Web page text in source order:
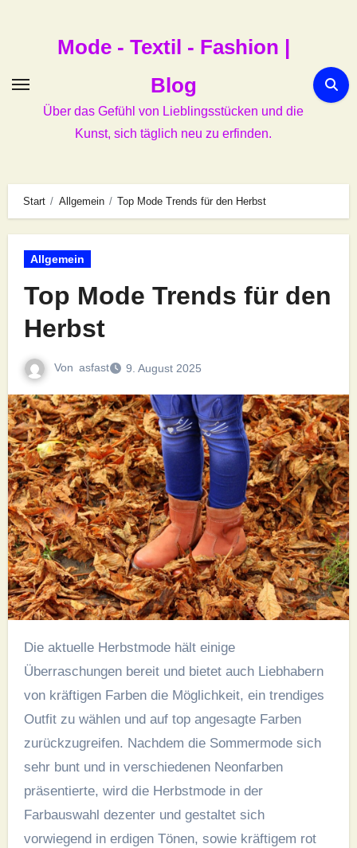
Mode - Textil - Fashion |
Blog
Über das Gefühl von Lieblingsstücken und die
Kunst, sich täglich neu zu erfinden.
Start Allgemein Top Mode Trends für den Herbst
Allgemein
Top Mode Trends für den
Herbst
Von asfast 9. August 2025
Die aktuelle Herbstmode hält einige
Überraschungen bereit und bietet auch Liebhabern
von kräftigen Farben die Möglichkeit, ein trendiges
Outfit zu wählen und auf top angesagte Farben
zurückzugreifen. Nachdem die Sommermode sich
sehr bunt und in verschiedenen Neonfarben
präsentierte, wird die Herbstmode in der
Farbauswahl dezenter und gestaltet sich
vorwiegend in erdigen Tönen, sowie kräftigem rot